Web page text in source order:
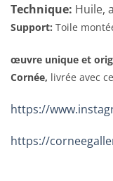
Technique: Huile,
Support: Toile
œuvre unique et
Cornée, livrée avec
https://
https://